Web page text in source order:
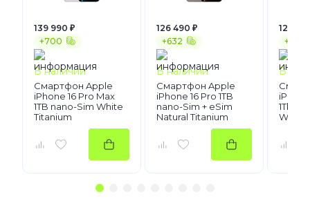
+700
139 990 ₽
В наличии
Смартфон Apple
iPhone 16 Pro Max
1TB nano-Sim White
Titanium
+632
126 490 ₽
В наличии
Смартфон Apple
iPhone 16 Pro 1TB
nano-Sim + eSim
Natural Titanium
+627
125
В
1Tb
White